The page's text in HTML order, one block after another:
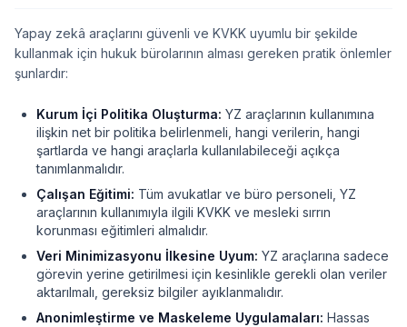
Yapay zekâ araçlarını güvenli ve KVKK uyumlu bir şekilde
kullanmak için hukuk bürolarının alması gereken pratik önlemler
şunlardır:
Kurum İçi Politika Oluşturma: YZ araçlarının kullanımına
ilişkin net bir politika belirlenmeli, hangi verilerin, hangi
şartlarda ve hangi araçlarla kullanılabileceği açıkça
tanımlanmalıdır.
Çalışan Eğitimi: Tüm avukatlar ve büro personeli, YZ
araçlarının kullanımıyla ilgili KVKK ve mesleki sırrın
korunması eğitimleri almalıdır.
Veri Minimizasyonu İlkesine Uyum: YZ araçlarına sadece
görevin yerine getirilmesi için kesinlikle gerekli olan veriler
aktarılmalı, gereksiz bilgiler ayıklanmalıdır.
Anonimleştirme ve Maskeleme Uygulamaları: Hassas